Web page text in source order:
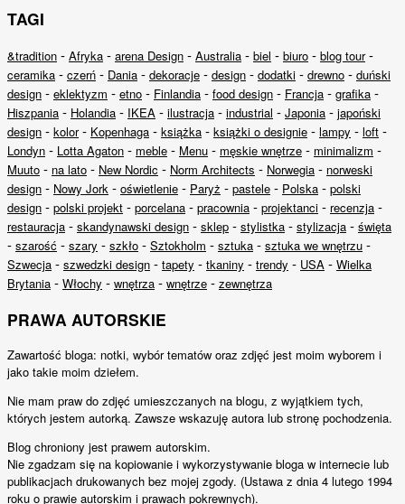
TAGI
&tradition - Afryka - arena Design - Australia - biel - biuro - blog tour-
ceramika - czerń - Dania - dekoracje - design - dodatki - drewno - duński
design - eklektyzm - etno - Finlandia - food design - Francja - grafika -
Hiszpania - Holandia - IKEA - ilustracja - industrial - Japonia - japoński
design - kolor- Kopenhaga - książka - książki o designie - lampy - loft -
Londyn - Lotta Agaton - meble - Menu - męskie wnętrze - minimalizm -
Muuto - na lato - New Nordic - Norm Architects - Norwegia - norweski
design - Nowy Jork - oświetlenie - Paryż - pastele - Polska - polski
design - polski projekt - porcelana - pracownia - projektanci - recenzja -
restauracja - skandynawski design - sklep - stylistka - stylizacja - święta
- szarość - szary - szkło - Sztokholm - sztuka - sztuka we wnętrzu -
Szwecja - szwedzki design - tapety - tkaniny - trendy - USA - Wielka
Brytania - Włochy - wnętrza - wnętrze - zewnętrza
PRAWA AUTORSKIE
Zawartość bloga: notki, wybór tematów oraz zdjęć jest moim wyborem i
jako takie moim dziełem.
Nie mam praw do zdjęć umieszczanych na blogu, z wyjątkiem tych,
których jestem autorką. Zawsze wskazuję autora lub stronę pochodzenia.
Blog chroniony jest prawem autorskim.
Nie zgadzam się na kopiowanie i wykorzystywanie bloga w internecie lub
publikacjach drukowanych bez mojej zgody. (Ustawa z dnia 4 lutego 1994
roku o prawie autorskim i prawach pokrewnych).